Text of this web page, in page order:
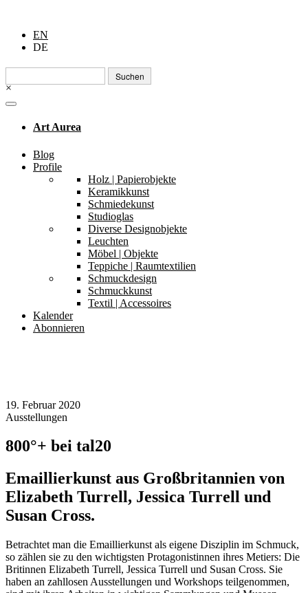
EN
DE
Suchen
nach:
×
Art Aurea
Blog
Profile
Holz | Papierobjekte
Keramikkunst
Schmiedekunst
Studioglas
Diverse Designobjekte
Leuchten
Möbel | Objekte
Teppiche | Raumtextilien
Schmuckdesign
Schmuckkunst
Textil | Accessoires
Kalender
Abonnieren
19. Februar 2020
Ausstellungen
800°+ bei tal20
Emaillierkunst aus Großbritannien von
Elizabeth Turrell, Jessica Turrell und
Susan Cross.
Betrachtet man die Emaillierkunst als eigene Disziplin im Schmuck,
so zählen sie zu den wichtigsten Protagonistinnen ihres Metiers: Die
Britinnen Elizabeth Turrell, Jessica Turrell und Susan Cross. Sie
haben an zahllosen Ausstellungen und Workshops teilgenommen,